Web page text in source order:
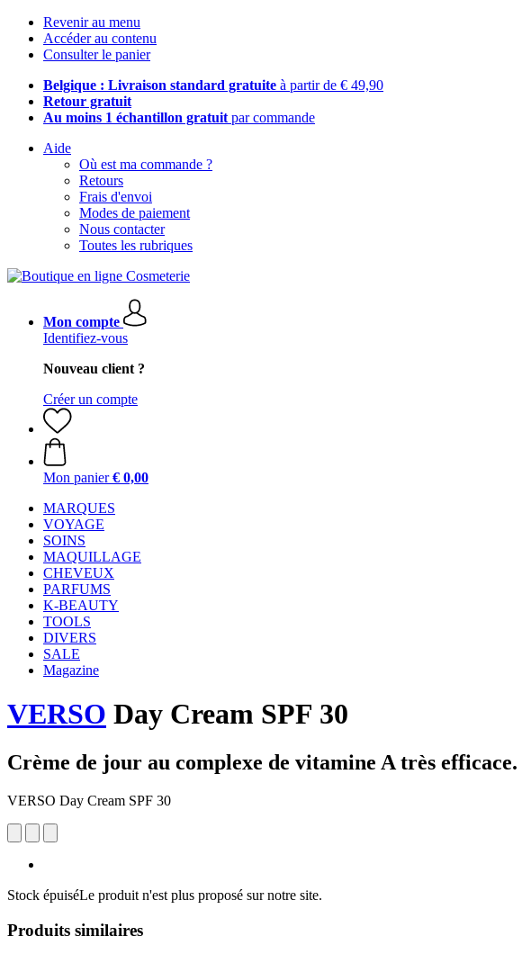
Revenir au menu
Accéder au contenu
Consulter le panier
Belgique : Livraison standard gratuite à partir de € 49,90
Retour gratuit
Au moins 1 échantillon gratuit par commande
Aide
Où est ma commande ?
Retours
Frais d'envoi
Modes de paiement
Nous contacter
Toutes les rubriques
Mon compte
Identifiez-vous
Nouveau client ?
Créer un compte
Mon panier € 0,00
MARQUES
VOYAGE
SOINS
MAQUILLAGE
CHEVEUX
PARFUMS
K-BEAUTY
TOOLS
DIVERS
SALE
Magazine
VERSO Day Cream SPF 30
Crème de jour au complexe de vitamine A très efficace.
VERSO Day Cream SPF 30
Stock épuiséLe produit n'est plus proposé sur notre site.
Produits similaires